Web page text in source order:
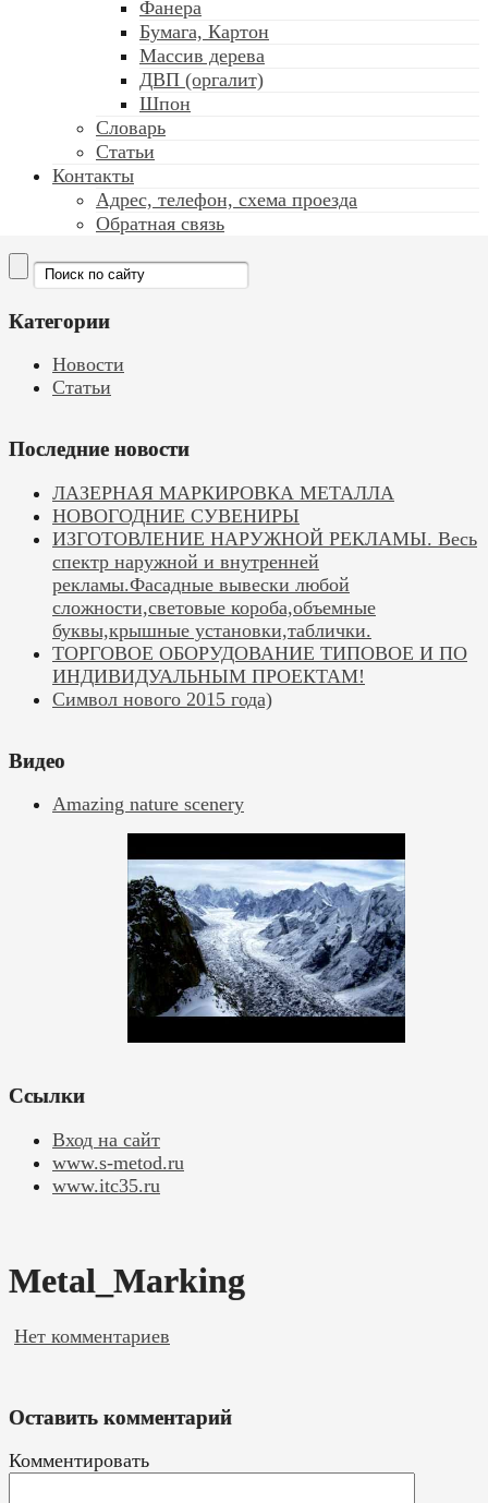
Фанера
Бумага, Картон
Массив дерева
ДВП (оргалит)
Шпон
Словарь
Статьи
Контакты
Адрес, телефон, схема проезда
Обратная связь
Категории
Новости
Статьи
Последние новости
ЛАЗЕРНАЯ МАРКИРОВКА МЕТАЛЛА
НОВОГОДНИЕ СУВЕНИРЫ
ИЗГОТОВЛЕНИЕ НАРУЖНОЙ РЕКЛАМЫ. Весь
спектр наружной и внутренней
рекламы.Фасадные вывески любой
сложности,световые короба,объемные
буквы,крышные установки,таблички.
ТОРГОВОЕ ОБОРУДОВАНИЕ ТИПОВОЕ И ПО
ИНДИВИДУАЛЬНЫМ ПРОЕКТАМ!
Символ нового 2015 года)
Видео
Amazing nature scenery
Ссылки
Вход на сайт
www.s-metod.ru
www.itc35.ru
Metal_Marking
Нет комментариев
Оставить комментарий
Комментировать